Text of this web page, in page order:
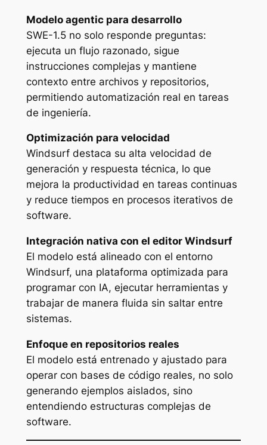
Modelo agentic para desarrollo
SWE-1.5 no solo responde preguntas:
ejecuta un flujo razonado, sigue
instrucciones complejas y mantiene
contexto entre archivos y repositorios,
permitiendo automatización real en tareas
de ingeniería.
Optimización para velocidad
Windsurf destaca su alta velocidad de
generación y respuesta técnica, lo que
mejora la productividad en tareas continuas
y reduce tiempos en procesos iterativos de
software.
Integración nativa con el editor Windsurf
El modelo está alineado con el entorno
Windsurf, una plataforma optimizada para
programar con IA, ejecutar herramientas y
trabajar de manera fluida sin saltar entre
sistemas.
Enfoque en repositorios reales
El modelo está entrenado y ajustado para
operar con bases de código reales, no solo
generando ejemplos aislados, sino
entendiendo estructuras complejas de
software.